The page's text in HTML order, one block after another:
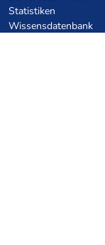
Statistiken
Wissensdatenbank